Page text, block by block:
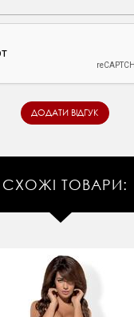
СХОЖІ ТОВАРИ: